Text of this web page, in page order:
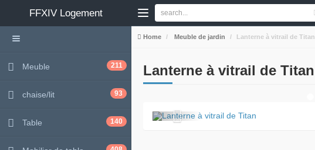
FFXIV Logement
Home Meuble de jardin Lanterne à vitrail de Titan
Lanterne à vitrail de Titan
Meuble 211
chaise/lit 93
Table 140